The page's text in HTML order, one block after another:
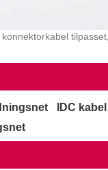
IDC kabel